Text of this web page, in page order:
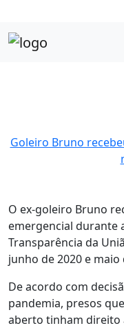
Goleiro Bruno
O ex-goleiro Bruno
emergencial durante
Transparência da
junho de 2020 e maio
De acordo com
pandemia, presos
aberto tinham direito